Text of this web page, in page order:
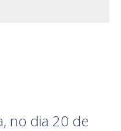
no dia 20 de